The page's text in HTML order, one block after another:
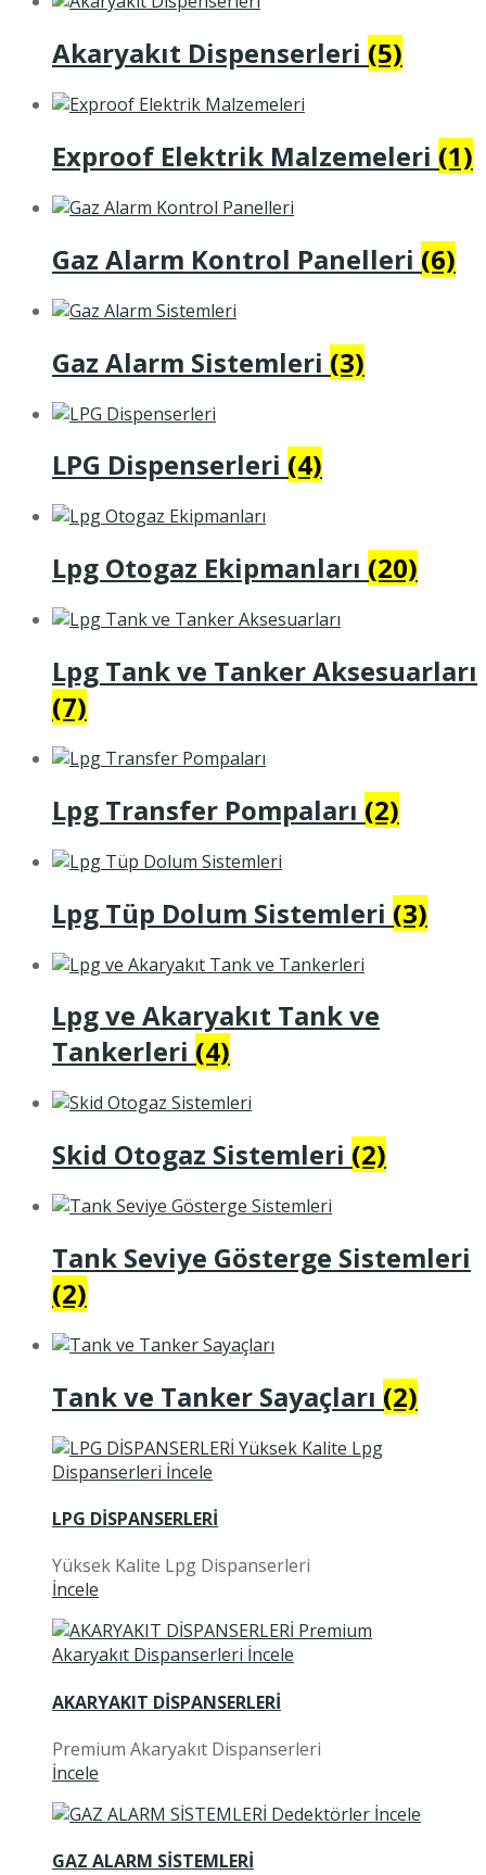
Akaryakıt Dispenserleri (5)
Exproof Elektrik Malzemeleri (1)
Gaz Alarm Kontrol Panelleri (6)
Gaz Alarm Sistemleri (3)
LPG Dispenserleri (4)
Lpg Otogaz Ekipmanları (20)
Lpg Tank ve Tanker Aksesuarları
(7)
Lpg Transfer Pompaları (2)
Lpg Tüp Dolum Sistemleri (3)
Lpg ve Akaryakıt Tank ve
Tankerleri (4)
Skid Otogaz Sistemleri (2)
Tank Seviye Gösterge Sistemleri
(2)
Tank ve Tanker Sayaçları (2)
LPG DİSPANSERLERİ
Yüksek Kalite Lpg Dispanserleri
İncele
AKARYAKIT DİSPANSERLERİ
Premium Akaryakıt Dispanserleri
İncele
GAZ ALARM SİSTEMLERİ